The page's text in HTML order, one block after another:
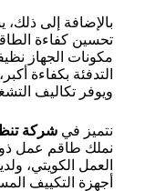
بالإضافة إلى ذلك،
تحسين كفاءة
مكونات الجهاز
التدفئة بكفاءة
ويوفر تكاليف
نتميز في شركة
نملك طاقم عمل
العمل الكويتي،
أجهزة التكييف